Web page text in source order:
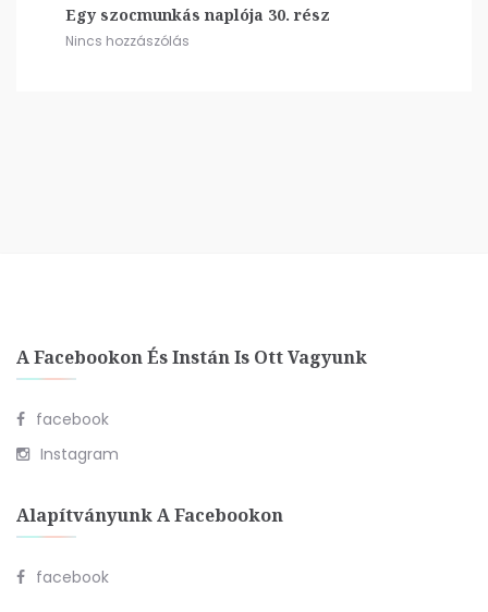
Egy szocmunkás naplója 30. rész
Nincs hozzászólás
A Facebookon És Instán Is Ott Vagyunk
facebook
Instagram
Alapítványunk A Facebookon
facebook